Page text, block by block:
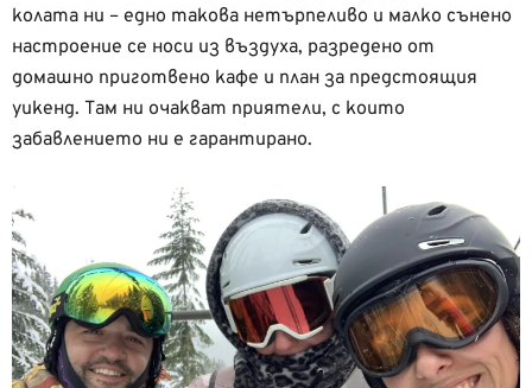
колата ни – едно такова нетърпеливо и малко сънено
настроение се носи из въздуха, разредено от
домашно приготвено кафе и план за предстоящия
уикенд. Там ни очакват приятели, с които
забавлението ни е гарантирано.